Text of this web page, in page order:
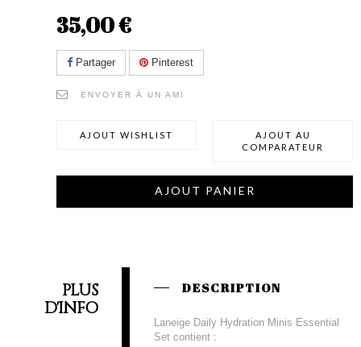
35,00 €
Partager Pinterest
ENVOYER À UN AMI
AJOUT WISHLIST
AJOUT AU
COMPARATEUR
AJOUT PANIER
PLUS
D'INFO
DESCRIPTION
Laneige Daily Hydration Minis Essential
Set contient :